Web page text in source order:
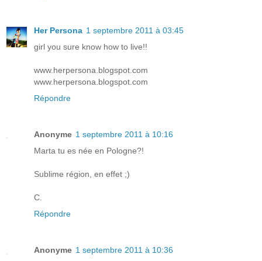
Her Persona 1 septembre 2011 à 03:45
girl you sure know how to live!!
www.herpersona.blogspot.com
www.herpersona.blogspot.com
Répondre
Anonyme 1 septembre 2011 à 10:16
Marta tu es née en Pologne?!
Sublime région, en effet ;)
C.
Répondre
Anonyme 1 septembre 2011 à 10:36